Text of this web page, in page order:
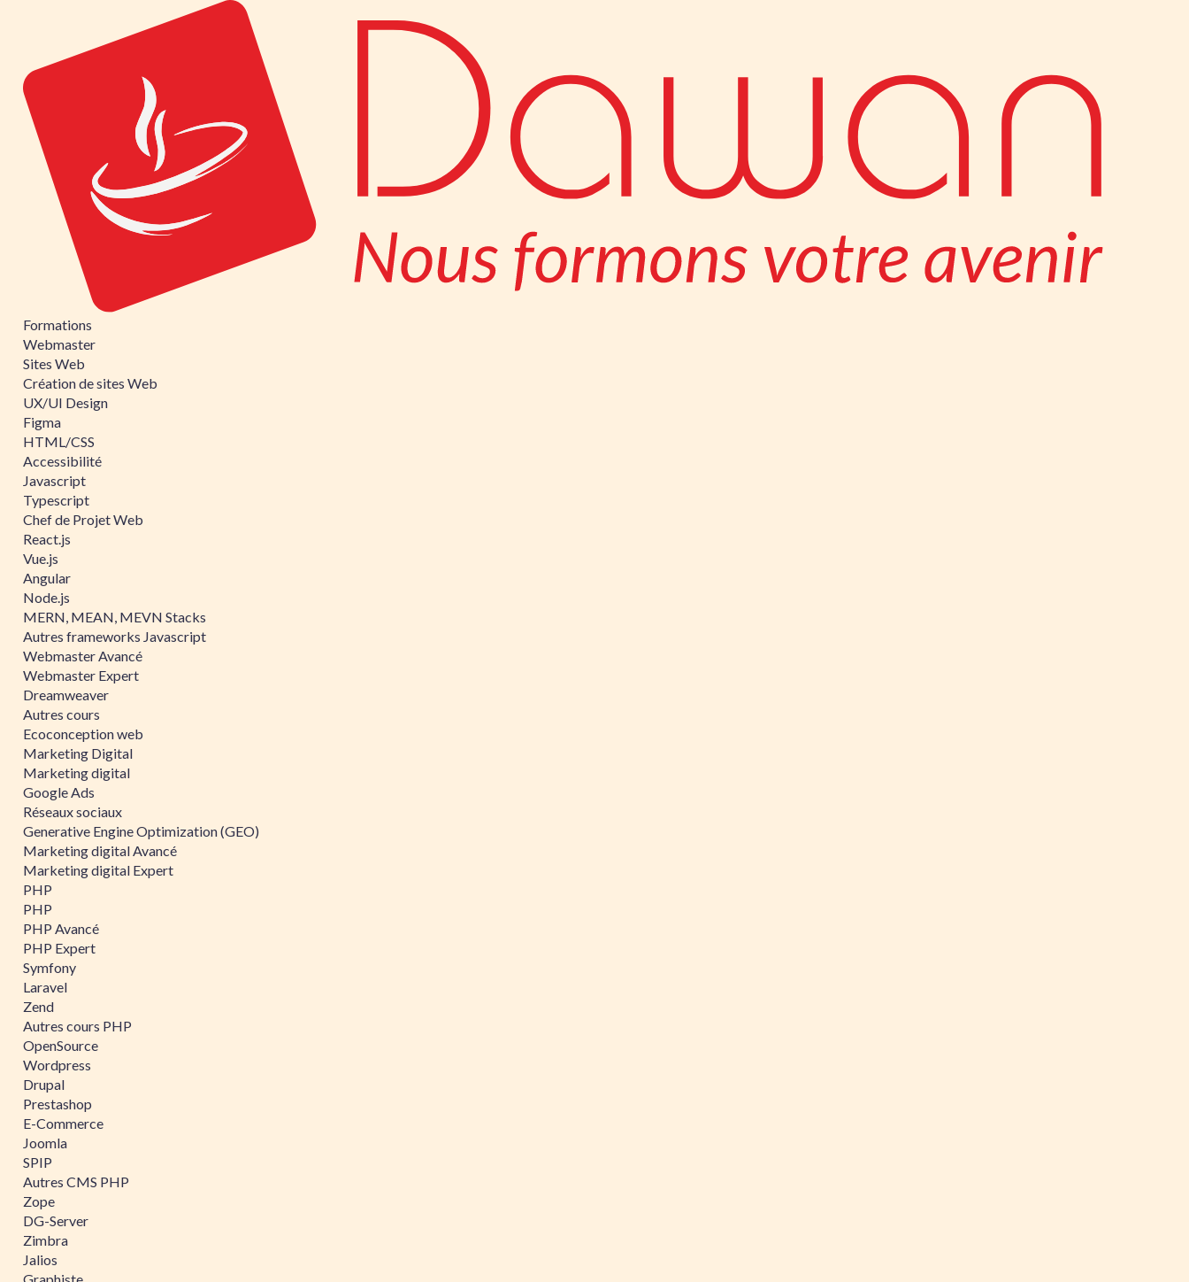
Formations
Webmaster
Sites Web
Création de sites Web
UX/UI Design
Figma
HTML/CSS
Accessibilité
Javascript
Typescript
Chef de Projet Web
React.js
Vue.js
Angular
Node.js
MERN, MEAN, MEVN Stacks
Autres frameworks Javascript
Webmaster Avancé
Webmaster Expert
Dreamweaver
Autres cours
Ecoconception web
Marketing Digital
Marketing digital
Google Ads
Réseaux sociaux
Generative Engine Optimization (GEO)
Marketing digital Avancé
Marketing digital Expert
PHP
PHP
PHP Avancé
PHP Expert
Symfony
Laravel
Zend
Autres cours PHP
OpenSource
Wordpress
Drupal
Prestashop
E-Commerce
Joomla
SPIP
Autres CMS PHP
Zope
DG-Server
Zimbra
Jalios